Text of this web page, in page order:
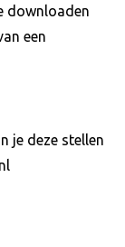
downloaden
een
je deze stellen